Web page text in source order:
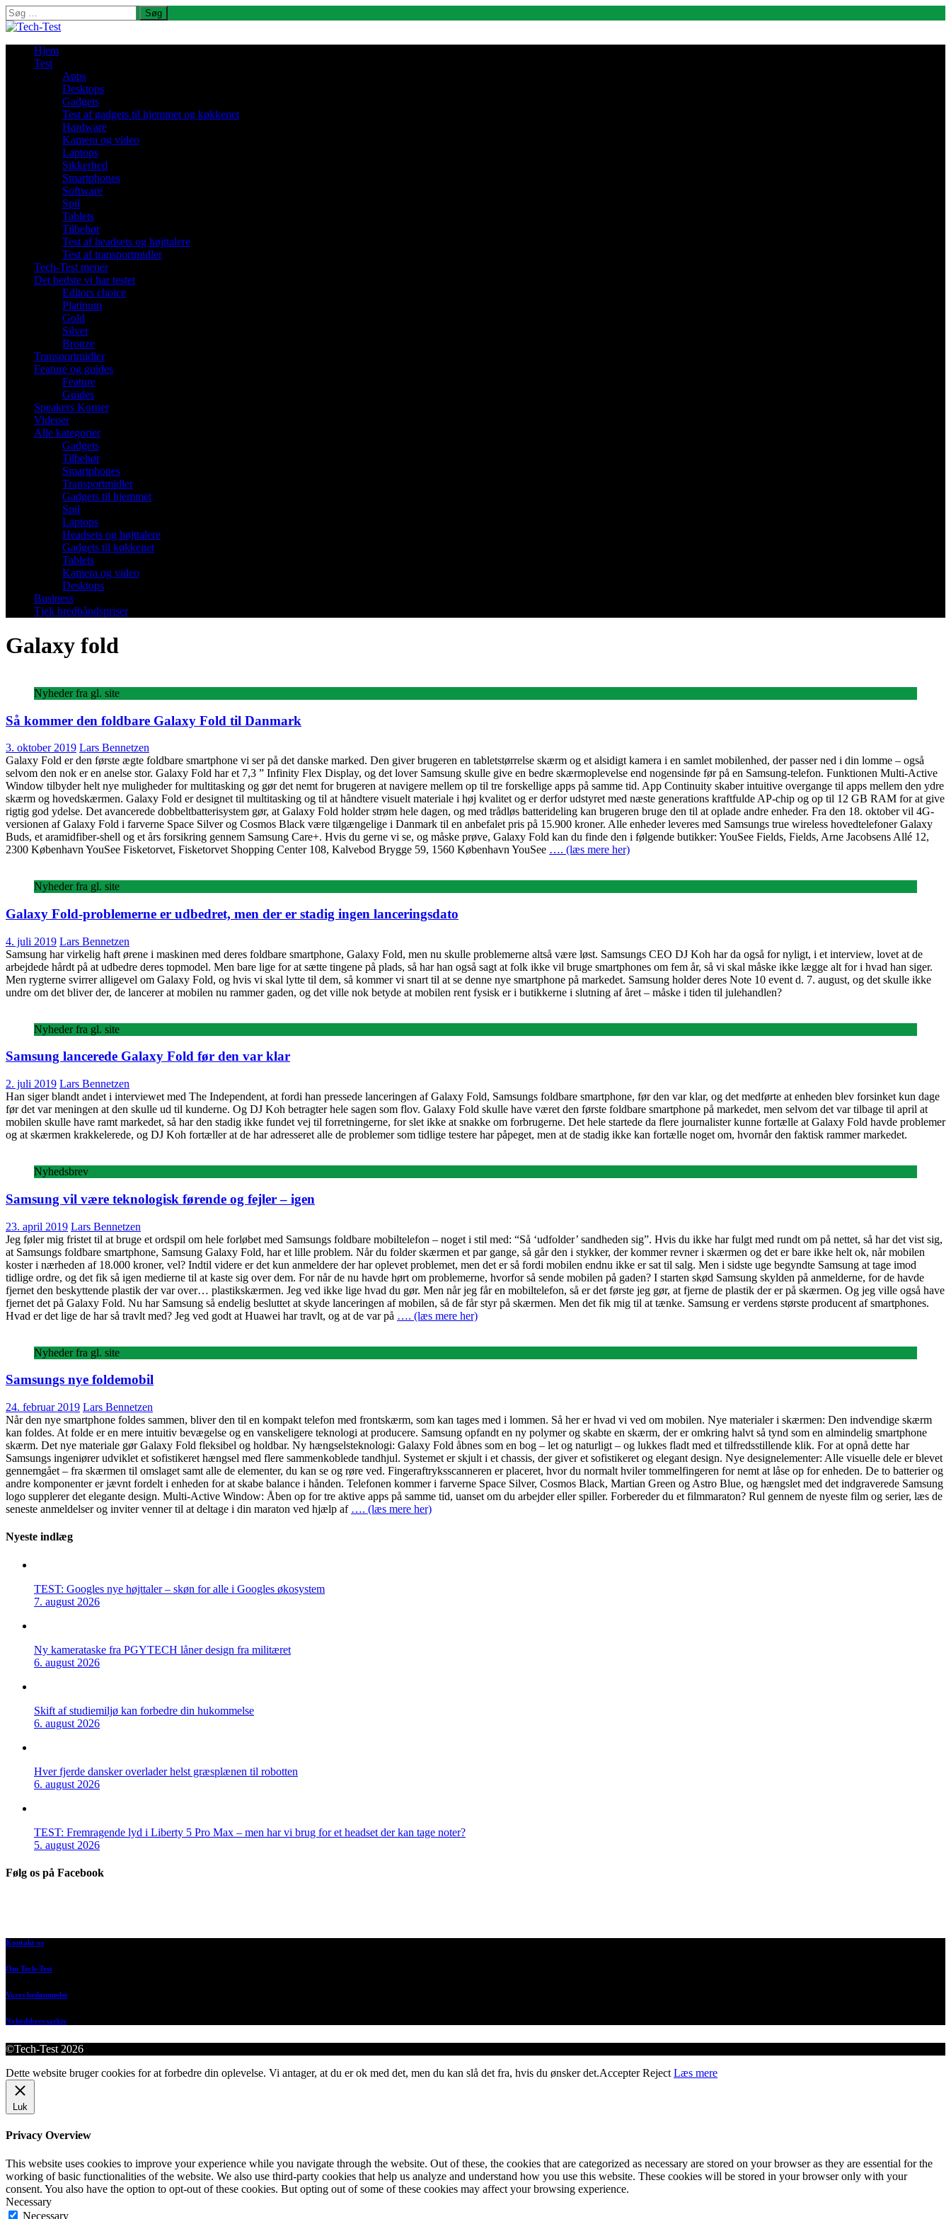
Søg
efter:
Hjem
Test
Apps
Desktops
Gadgets
Test af gadgets til hjemmet og køkkenet
Hardware
Kamera og video
Laptops
Sikkerhed
Smartphones
Software
Spil
Tablets
Tilbehør
Test af headsets og højttalere
Test af transportmidler
Tech-Test mener
Det bedste vi har testet
Editors choice
Platinum
Gold
Silver
Bronze
Transportmidler
Feature og guides
Feature
Guides
Speakers Korner
Videoer
Alle kategorier
Gadgets
Tilbehør
Smartphones
Transportmidler
Gadgets til hjemmet
Spil
Laptops
Headsets og højttalere
Gadgets til køkkenet
Tablets
Kamera og video
Desktops
Business
Tjek bredbåndspriser
Galaxy fold
Nyheder fra gl. site
Så kommer den foldbare Galaxy Fold til Danmark
3. oktober 2019 Lars Bennetzen
Galaxy Fold er den første ægte foldbare smartphone vi ser på det danske marked. Den giver brugeren en tabletstørrelse skærm og et alsidigt kamera i en samlet mobilenhed, der passer ned i din lomme – også
selvom den nok er en anelse stor. Galaxy Fold har et 7,3 ” Infinity Flex Display, og det lover Samsung skulle give en bedre skærmoplevelse end nogensinde før på en Samsung-telefon. Funktionen Multi-Active
Window tilbyder helt nye muligheder for multitasking og gør det nemt for brugeren at navigere mellem op til tre forskellige apps på samme tid. App Continuity skaber intuitive overgange til apps mellem den ydre
skærm og hovedskærmen. Galaxy Fold er designet til multitasking og til at håndtere visuelt materiale i høj kvalitet og er derfor udstyret med næste generations kraftfulde AP-chip og op til 12 GB RAM for at give
rigtig god ydelse. Det avancerede dobbeltbatterisystem gør, at Galaxy Fold holder strøm hele dagen, og med trådløs batterideling kan brugeren bruge den til at oplade andre enheder. Fra den 18. oktober vil 4G-
versionen af Galaxy Fold i farverne Space Silver og Cosmos Black være tilgængelige i Danmark til en anbefalet pris på 15.900 kroner. Alle enheder leveres med Samsungs true wireless hovedtelefoner Galaxy
Buds, et aramidfiber-shell og et års forsikring gennem Samsung Care+. Hvis du gerne vi se, og måske prøve, Galaxy Fold kan du finde den i følgende butikker: YouSee Fields, Fields, Arne Jacobsens Allé 12,
2300 København YouSee Fisketorvet, Fisketorvet Shopping Center 108, Kalvebod Brygge 59, 1560 København YouSee …. (læs mere her)
Nyheder fra gl. site
Galaxy Fold-problemerne er udbedret, men der er stadig ingen lanceringsdato
4. juli 2019 Lars Bennetzen
Samsung har virkelig haft ørene i maskinen med deres foldbare smartphone, Galaxy Fold, men nu skulle problemerne altså være løst. Samsungs CEO DJ Koh har da også for nyligt, i et interview, lovet at de
arbejdede hårdt på at udbedre deres topmodel. Men bare lige for at sætte tingene på plads, så har han også sagt at folk ikke vil bruge smartphones om fem år, så vi skal måske ikke lægge alt for i hvad han siger.
Men rygterne svirrer alligevel om Galaxy Fold, og hvis vi skal lytte til dem, så kommer vi snart til at se denne nye smartphone på markedet. Samsung holder deres Note 10 event d. 7. august, og det skulle ikke
undre om det bliver der, de lancerer at mobilen nu rammer gaden, og det ville nok betyde at mobilen rent fysisk er i butikkerne i slutning af året – måske i tiden til julehandlen?
Nyheder fra gl. site
Samsung lancerede Galaxy Fold før den var klar
2. juli 2019 Lars Bennetzen
Han siger blandt andet i interviewet med The Independent, at fordi han pressede lanceringen af Galaxy Fold, Samsungs foldbare smartphone, før den var klar, og det medførte at enheden blev forsinket kun dage
før det var meningen at den skulle ud til kunderne. Og DJ Koh betragter hele sagen som flov. Galaxy Fold skulle have været den første foldbare smartphone på markedet, men selvom det var tilbage til april at
mobilen skulle have ramt markedet, så har den stadig ikke fundet vej til forretningerne, for slet ikke at snakke om forbrugerne. Det hele startede da flere journalister kunne fortælle at Galaxy Fold havde problemer
og at skærmen krakkelerede, og DJ Koh fortæller at de har adresseret alle de problemer som tidlige testere har påpeget, men at de stadig ikke kan fortælle noget om, hvornår den faktisk rammer markedet.
Nyhedsbrev
Samsung vil være teknologisk førende og fejler – igen
23. april 2019 Lars Bennetzen
Jeg føler mig fristet til at bruge et ordspil om hele forløbet med Samsungs foldbare mobiltelefon – noget i stil med: “Så ‘udfolder’ sandheden sig”. Hvis du ikke har fulgt med rundt om på nettet, så har det vist sig,
at Samsungs foldbare smartphone, Samsung Galaxy Fold, har et lille problem. Når du folder skærmen et par gange, så går den i stykker, der kommer revner i skærmen og det er bare ikke helt ok, når mobilen
koster i nærheden af 18.000 kroner, vel? Indtil videre er det kun anmeldere der har oplevet problemet, men det er så fordi mobilen endnu ikke er sat til salg. Men i sidste uge begyndte Samsung at tage imod
tidlige ordre, og det fik så igen medierne til at kaste sig over dem. For når de nu havde hørt om problemerne, hvorfor så sende mobilen på gaden? I starten skød Samsung skylden på anmelderne, for de havde
fjernet den beskyttende plastik der var over… plastikskærmen. Jeg ved ikke lige hvad du gør. Men når jeg får en mobiltelefon, så er det første jeg gør, at fjerne de plastik der er på skærmen. Og jeg ville også have
fjernet det på Galaxy Fold. Nu har Samsung så endelig besluttet at skyde lanceringen af mobilen, så de får styr på skærmen. Men det fik mig til at tænke. Samsung er verdens største producent af smartphones.
Hvad er det lige de har så travlt med? Jeg ved godt at Huawei har travlt, og at de var på …. (læs mere her)
Nyheder fra gl. site
Samsungs nye foldemobil
24. februar 2019 Lars Bennetzen
Når den nye smartphone foldes sammen, bliver den til en kompakt telefon med frontskærm, som kan tages med i lommen. Så her er hvad vi ved om mobilen. Nye materialer i skærmen: Den indvendige skærm
kan foldes. At folde er en mere intuitiv bevægelse og en vanskeligere teknologi at producere. Samsung opfandt en ny polymer og skabte en skærm, der er omkring halvt så tynd som en almindelig smartphone
skærm. Det nye materiale gør Galaxy Fold fleksibel og holdbar. Ny hængselsteknologi: Galaxy Fold åbnes som en bog – let og naturligt – og lukkes fladt med et tilfredsstillende klik. For at opnå dette har
Samsungs ingeniører udviklet et sofistikeret hængsel med flere sammenkoblede tandhjul. Systemet er skjult i et chassis, der giver et sofistikeret og elegant design. Nye designelementer: Alle visuelle dele er blevet
gennemgået – fra skærmen til omslaget samt alle de elementer, du kan se og røre ved. Fingeraftryksscanneren er placeret, hvor du normalt hviler tommelfingeren for nemt at låse op for enheden. De to batterier og
andre komponenter er jævnt fordelt i enheden for at skabe balance i hånden. Telefonen kommer i farverne Space Silver, Cosmos Black, Martian Green og Astro Blue, og hængslet med det indgraverede Samsung
logo supplerer det elegante design. Multi-Active Window: Åben op for tre aktive apps på samme tid, uanset om du arbejder eller spiller. Forbereder du et filmmaraton? Rul gennem de nyeste film og serier, læs de
seneste anmeldelser og inviter venner til at deltage i din maraton ved hjælp af …. (læs mere her)
Nyeste indlæg
TEST: Googles nye højttaler – skøn for alle i Googles økosystem
7. august 2026
Ny kamerataske fra PGYTECH låner design fra militæret
6. august 2026
Skift af studiemiljø kan forbedre din hukommelse
6. august 2026
Hver fjerde dansker overlader helst græsplænen til robotten
6. august 2026
TEST: Fremragende lyd i Liberty 5 Pro Max – men har vi brug for et headset der kan tage noter?
5. august 2026
Følg os på Facebook
Kontakt os
Om Tech-Test
Vores bedømmelse
Nyhedsbrevsarkiv
©Tech-Test 2026
Dette website bruger cookies for at forbedre din oplevelse. Vi antager, at du er ok med det, men du kan slå det fra, hvis du ønsker det.Accepter Reject Læs mere
Luk
Privacy Overview
This website uses cookies to improve your experience while you navigate through the website. Out of these, the cookies that are categorized as necessary are stored on your browser as they are essential for the
working of basic functionalities of the website. We also use third-party cookies that help us analyze and understand how you use this website. These cookies will be stored in your browser only with your
consent. You also have the option to opt-out of these cookies. But opting out of some of these cookies may affect your browsing experience.
Necessary
Necessary